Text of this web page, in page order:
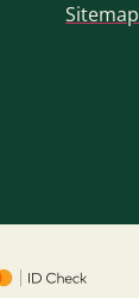
Sitemap